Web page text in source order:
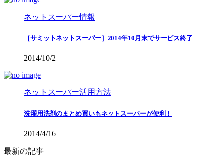
ネットスーパー情報
［サミットネットスーパー］2014年10月末でサービス終了
2014/10/2
ネットスーパー活用方法
洗濯用洗剤のまとめ買いもネットスーパーが便利！
2014/4/16
最新の記事